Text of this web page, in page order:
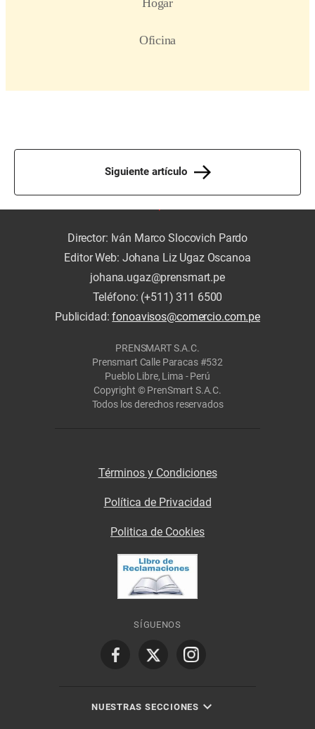
Siguiente artículo
Director: Iván Marco Slocovich Pardo
Editor Web: Johana Liz Ugaz Oscanoa
johana.ugaz@prensmart.pe
Teléfono: (+511) 311 6500
Publicidad:fonoavisos@comercio.com.pe
PRENSMART S.A.C.
Prensmart Calle Paracas #532
Pueblo Libre, Lima - Perú
Copyright © PrenSmart S.A.C.
Todos los derechos reservados
Términos y Condiciones
Política de Privacidad
Politica de Cookies
SÍGUENOS
NUESTRAS SECCIONES